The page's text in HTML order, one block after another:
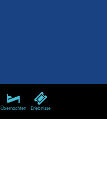
Übernachten Erlebnisse